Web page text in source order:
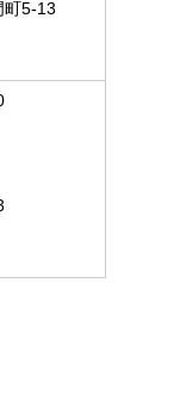
町5-13